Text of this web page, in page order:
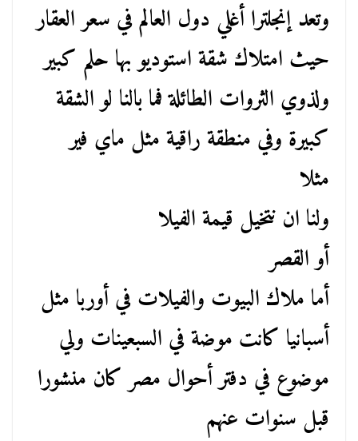
وتعد إنجلترا أغلي دول العالم في سعر العقار
حيث امتلاك شقة استوديو بها حلم كبير
ولذوي الثروات الطائلة فما بالنا لو الشقة
كبيرة وفي منطقة راقية مثل ماي فير
مثلا
ولنا ان نتخيل قيمة الفيلا
أو القصر
أما ملاك البيوت والفيلات في أوربا مثل
أسبانيا كانت موضة في السبعينات ولي
موضوع في دفتر أحوال مصر كان منشورا
قبل سنوات عنهم